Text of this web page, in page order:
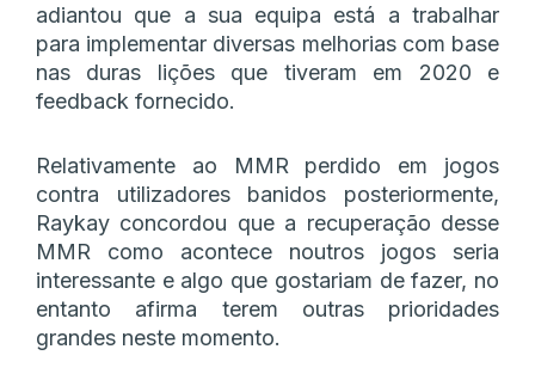
adiantou que a sua equipa está a trabalhar
para implementar diversas melhorias com base
nas duras lições que tiveram em 2020 e
feedback fornecido.
Relativamente ao MMR perdido em jogos
contra utilizadores banidos posteriormente,
Raykay concordou que a recuperação desse
MMR como acontece noutros jogos seria
interessante e algo que gostariam de fazer, no
entanto afirma terem outras prioridades
grandes neste momento.